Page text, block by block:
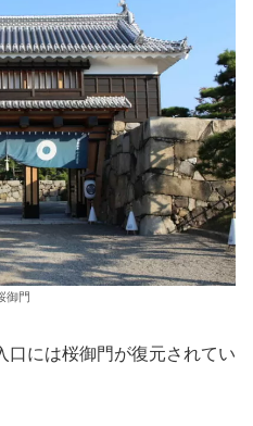
御門
口には桜御門が復元されてい